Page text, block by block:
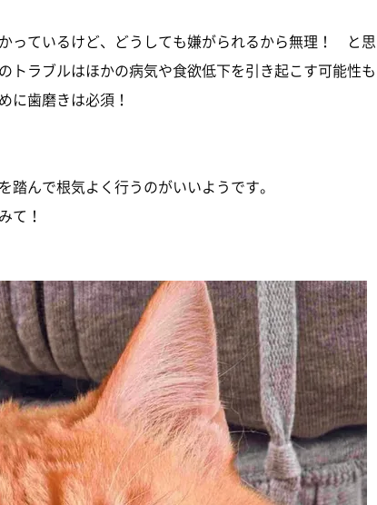
っているけど、どうしても嫌がられるから無理！ と思
トラブルはほかの病気や食欲低下を引き起こす可能性も
に歯磨きは必須！
んで根気よく行うのがいいようです。
て！